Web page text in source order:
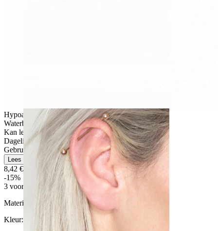
Hypoallergeen
Waterbestendig
Kan levenslang meegaan
Dagelijks gebruik
Gebruikersvriendelijk
Lees meer
8,42 € 9,90 €
-15%
3 voor 2
Materiaal:
Titanium
Kleur: